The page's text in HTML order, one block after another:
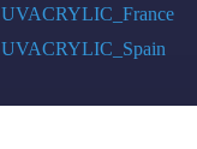
UVACRYLIC_France
UVACRYLIC_Spain